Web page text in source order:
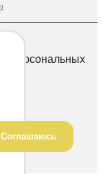
персональных
Соглашаюсь